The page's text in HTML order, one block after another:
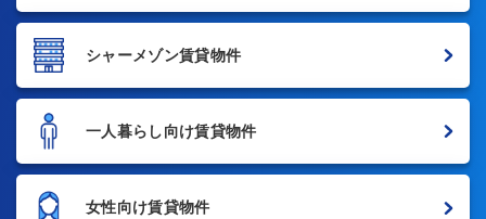
シャーメゾン賃貸物件
一人暮らし向け賃貸物件
女性向け賃貸物件